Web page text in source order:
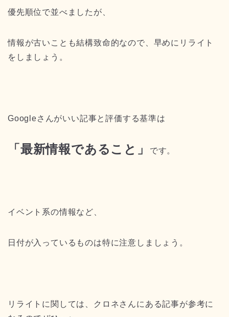
優先順位で並べましたが、
情報が古いことも結構致命的なので、早めにリライト
をしましょう。
Googleさんがいい記事と評価する基準は
「最新情報であること」 です。
イベント系の情報など、
日付が入っているものは特に注意しましょう。
リライトに関しては、クロネさんにある記事が参考に